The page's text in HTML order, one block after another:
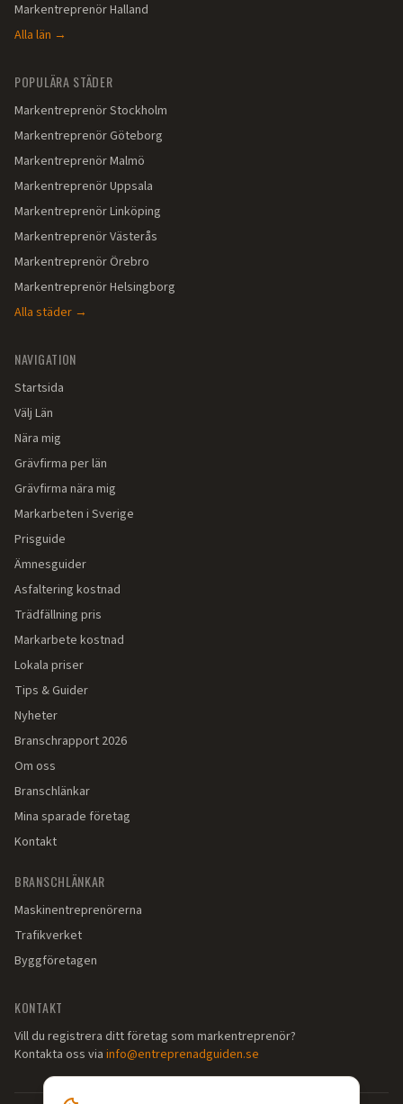
MarkentreprenörHalland
Alla län →
POPULÄRA STÄDER
MarkentreprenörStockholm
MarkentreprenörGöteborg
MarkentreprenörMalmö
MarkentreprenörUppsala
MarkentreprenörLinköping
MarkentreprenörVästerås
MarkentreprenörÖrebro
MarkentreprenörHelsingborg
Alla städer →
NAVIGATION
Startsida
Välj Län
Nära mig
Grävfirma per län
Grävfirma nära mig
Markarbeten i Sverige
Prisguide
Ämnesguider
Asfaltering kostnad
Trädfällning pris
Markarbete kostnad
Lokala priser
Tips & Guider
Nyheter
Branschrapport 2026
Om oss
Branschlänkar
Mina sparade företag
Kontakt
BRANSCHLÄNKAR
Maskinentreprenörerna
Trafikverket
Byggföretagen
KONTAKT
Vill du registrera ditt företag som markentreprenör?
Kontakta oss via info@entreprenadguiden.se